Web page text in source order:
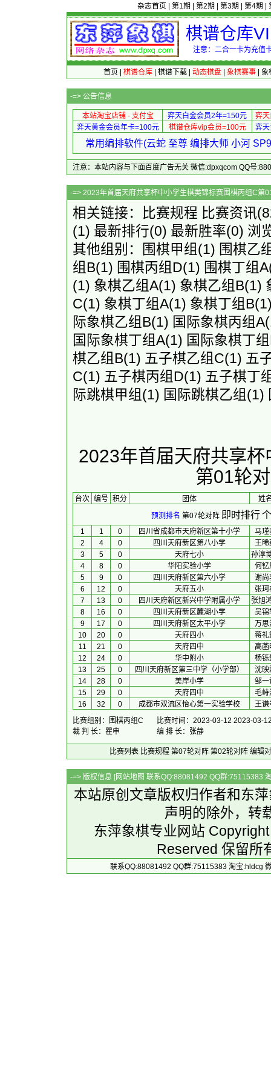
杂志首页 第1期 第2期 第3期 第4期
棋谱仓库
注意：二合一卡为充值
首页 棋谱仓库| 棋谱下载| 动态棋盘| 象棋赛事| 象
-=> 公告信息
本站淘宝店铺 - 支付宝 弈天白金会员2年=150元
弈
弈天黄金会员年卡=100元
棋谱仓库vip会员=100元 弈
常用编排软件(云蛇 至尊 编排大师 小河
注意：本站内容与下面百度广告无关 微信:dpxqcom QQ号
-=> 2023年首届天府共享杯中小学生棋类锦标
相关链接： 比赛规程 比赛资讯
(1) 最新排行(0) 最新胜率(0) 浏
其他组别：
围棋甲组(1) 围棋乙
组B(1) 围棋丙组D(1) 围棋丁组A
(1) 象棋乙组A(1) 象棋乙组B(1)
C(1) 象棋丁组A(1) 象棋丁组B
际象棋乙组B(1) 国际象棋丙组A
国际象棋丁组A(1) 国际象棋丁
棋乙组B(1) 五子棋乙组C(1) 五
C(1) 五子棋丙组D(1) 五子棋丁
际跳棋甲组(1) 国际跳棋乙组(1)
2023年首届天府共享
第01轮
台次 编号 积分 团体
姓
预测排名 第07轮对阵 即时排行
1 1 0 四川省成都市天府新区第十小学
马瑾
2
4 0 四川天府新区第八小学
王晞
3
5 0 天府七小
孙淳
4
8 0 华阳实验小学
何钇
5
9 0 四川天府新区第六小学
谢尚
6
12 0 天府五小
张珂
7
13 0 四川天府新区新兴中学附属小学
张旭
8
16 0 四川天府新区麓湖小学
吴锦
9
17 0 四川天府新区太平小学
万思
10
20 0 天府四小
蒋礼
11
21 0 天府四中
高菡
12
24 0 华中附小
杨铄
13
25 0 四川天府新区第三中学（小学部）
沈映
14
28 0 美岸小学
邹一
15
29 0 天府四中
毛峙
16
32 0 成都市双流区怡心第一实验学校
王谦
比赛组别：围棋丙组C
比赛时间：2023-03-12 2023-03-
裁 判 长：瞿申
编 排 长：张静
比赛列表 比赛规程 第07轮对阵 第02轮对阵 编辑
-=> 版权信息 [网站地图 联系QQ:88081492 QQ群:75115383
本站原创文章版权归作者和东
声明的除外，转
东萍象棋专业网站
Reserved 保留所
联系QQ:88081492 QQ群:75115383 淘宝:hldcg